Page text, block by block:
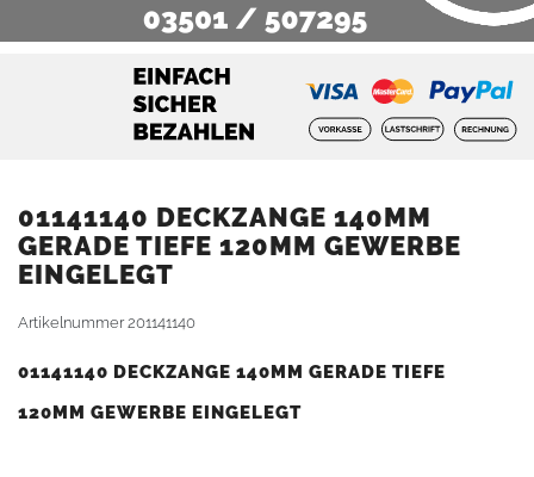
01141140 DECKZANGE 140MM
GERADE TIEFE 120MM GEWERBE
EINGELEGT
Artikelnummer201141140
01141140 DECKZANGE 140MM GERADE TIEFE
120MM GEWERBE EINGELEGT